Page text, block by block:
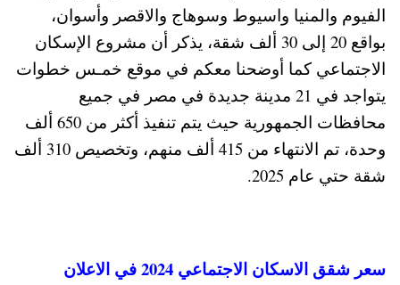
الفيوم والمنيا واسيوط وسوهاج والاقصر وأسوان،
بواقع 20 إلى 30 ألف شقة، يذكر أن مشروع الإسكان
الاجتماعي كما أوضحنا معكم في موقع خمـس خطوات
يتواجد في 21 مدينة جديدة في مصر في جميع
محافظات الجمهورية حيث يتم تنفيذ أكثر من 650 ألف
وحدة، تم الانتهاء من 415 ألف منهم، وتخصيص 310 ألف
شقة حتي عام 2025.
سعر شقق الاسكان الاجتماعي 2024 في الاعلان